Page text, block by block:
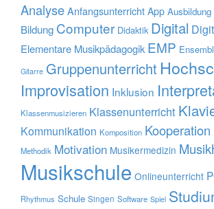
AnalyseAnfangsunterricht App Ausbildung
Bildung Computer Didaktik Digital
Elementare Musikpädagogik EMP
Gitarre Gruppenunterricht
Improvisation Inklusion
Klassenmusizieren Klassenunterricht
Kommunikation Komposition Kooperation
Methodik Motivation Musikermedizin
Musikschule Onlineunterricht
Rhythmus Schule Singen Software Spiel